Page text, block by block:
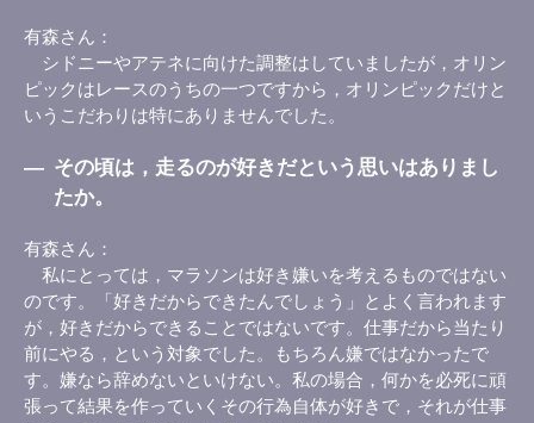
有森さん
シドニーやアテネに向けた調整はしていましたが，オリン
ピックはレースのうちの一つですから，オリンピックだけと
いうこだわりは特にありませんでした。
― その頃は，走るのが好きだという思いはありまし
たか。
有森さん
私にとっては，マラソンは好き嫌いを考えるものではない
のです。「好きだからできたんでしょう」とよく言われます
が，好きだからできることではないです。仕事だから当たり
前にやる，という対象でした。もちろん嫌ではなかったで
す。嫌なら辞めないといけない。私の場合，何かを必死に頑
張って結果を作っていくその行為自体が好きで，それが仕事